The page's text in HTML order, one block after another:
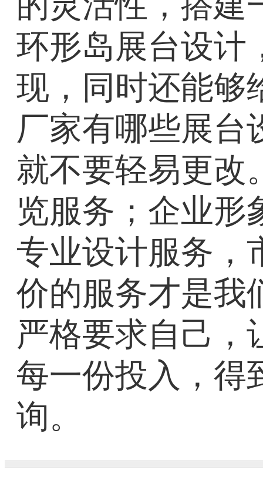
环形岛展台设计
现，同时还能够
厂家有哪些展台
就不要轻易更改
览服务；企业形
专业设计服务，
价的服务才是我
严格要求自己，
每一份投入，得
询。